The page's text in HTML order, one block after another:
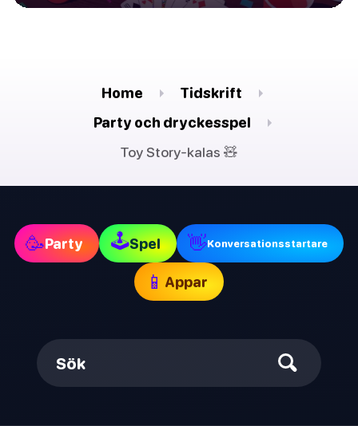
Home
Tidskrift
Party och dryckesspel
Toy Story-kalas 🧸
🥳Party 🕹Spel 👋Konversationsstartare
📱 Appar
Sök